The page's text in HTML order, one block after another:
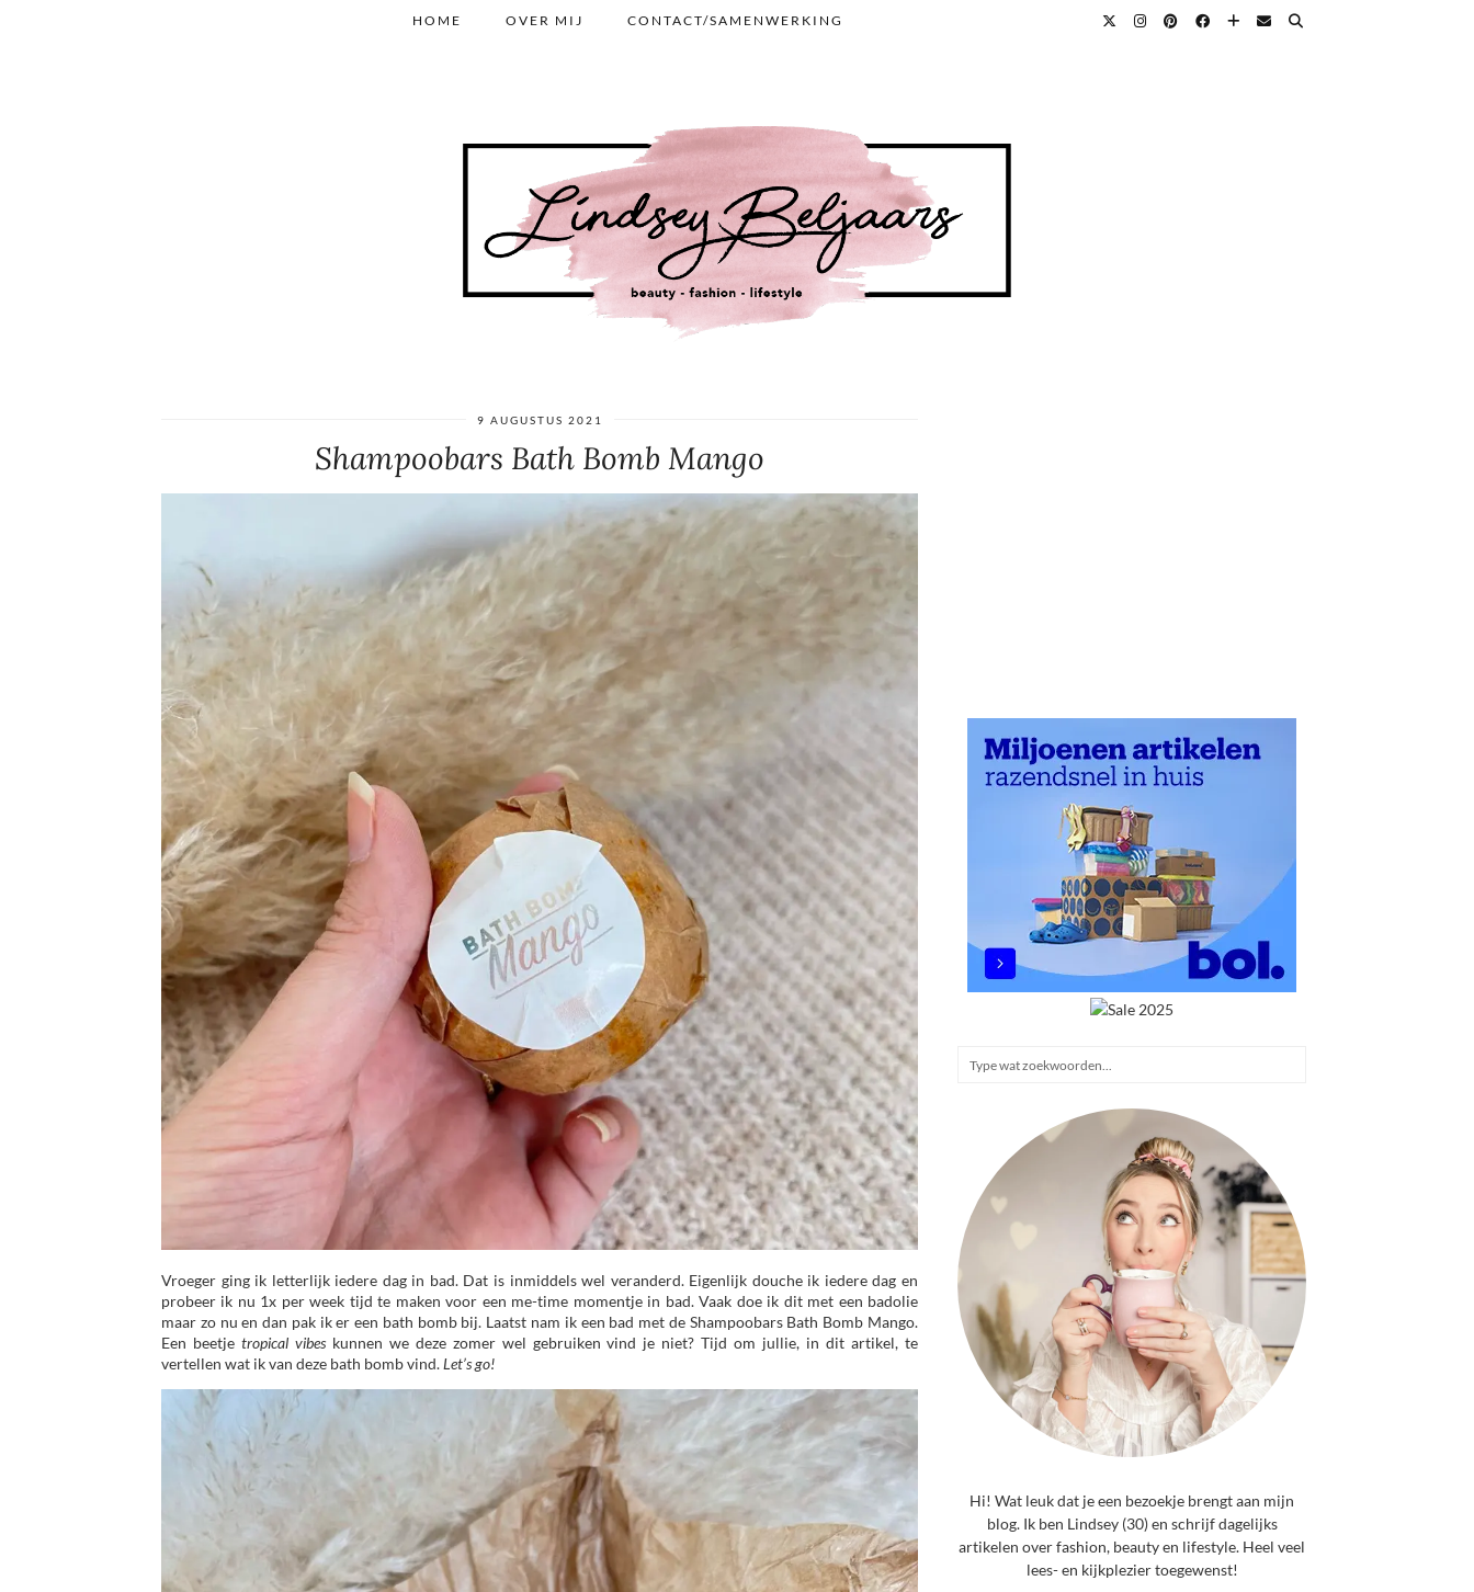
HOME OVER MIJ CONTACT/SAMENWERKING
9 AUGUSTUS 2021
Shampoobars Bath Bomb Mango
Vroeger ging ik letterlijk iedere dag in bad. Dat is inmiddels wel veranderd. Eigenlijk douche ik iedere dag en
probeer ik nu 1x per week tijd te maken voor een me-time momentje in bad. Vaak doe ik dit met een badolie
maar zo nu en dan pak ik er een bath bomb bij. Laatst nam ik een bad met de Shampoobars Bath Bomb Mango.
Een beetje tropical vibeskunnen we deze zomer wel gebruiken vind je niet? Tijd om jullie, in dit artikel, te
vertellen wat ik van deze bath bomb vind.Let’s go!
Hi! Wat leuk dat je een bezoekje brengt aan mijn
blog. Ik ben Lindsey (30) en schrijf dagelijks
artikelen over fashion, beauty en lifestyle. Heel veel
lees- en kijkplezier toegewenst!